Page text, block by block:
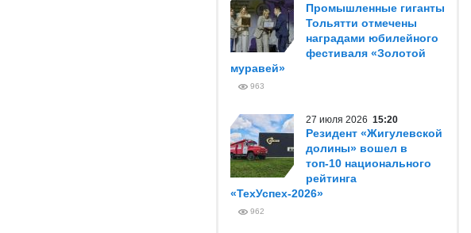
Промышленные гиганты
Тольятти отмечены
наградами юбилейного
фестиваля «Золотой
муравей»
963
27 июля 2026 15:20
Резидент «Жигулевской
долины» вошел в
топ-10 национального
рейтинга
«ТехУспех-2026»
962